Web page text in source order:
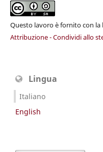
Questo lavoro è fornito con la
Attribuzione - Condividi allo
Lingua
Italiano
English